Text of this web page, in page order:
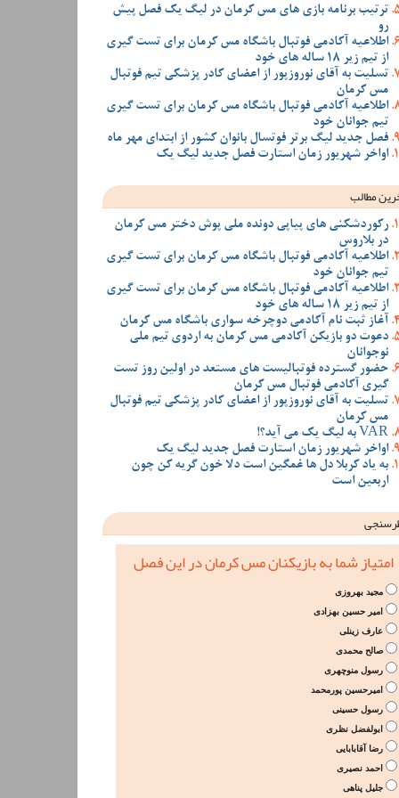
ترتیب برنامه بازی های مس کرمان در لیگ یک فصل پیش
رو
اطلاعیه آکادمی فوتبال باشگاه مس کرمان برای تست گیری
از تیم زیر 18 ساله های خود
تسلیت به آقای نوروزپور از اعضای کادر پزشکی تیم فوتبال
مس کرمان
اطلاعیه آکادمی فوتبال باشگاه مس کرمان برای تست گیری
تیم جوانان خود
فصل جدید لیگ برتر فوتسال بانوان کشور از ابتدای مهر ماه
اواخر شهریور زمان استارت فصل جدید لیگ یک
مطالب
رکوردشکنی های پیاپی دونده ملی پوش دختر مس کرمان
در بلاروس
اطلاعیه آکادمی فوتبال باشگاه مس کرمان برای تست گیری
تیم جوانان خود
اطلاعیه آکادمی فوتبال باشگاه مس کرمان برای تست گیری
از تیم زیر 18 ساله های خود
آغاز ثبت نام آکادمی دوچرخه سواری باشگاه مس کرمان
دعوت دو بازیکن آکادمی مس کرمان به اردوی تیم ملی
نوجوانان
حضور گسترده فوتبالیست های مستعد در اولین روز تست
گیری آکادمی فوتبال مس کرمان
تسلیت به آقای نوروزپور از اعضای کادر پزشکی تیم فوتبال
مس کرمان
VAR به لیگ یک می آید؟!
اواخر شهریور زمان استارت فصل جدید لیگ یک
به یاد کربلا دل ها غمگین است دلا خون گریه کن چون
اربعین است
امتیاز شما به بازیکنان مس کرمان در این فصل
مجید بهروزی
امیر حسین بهزادی
عارف زینلی
صالح محمدی
رسول منوچهری
امیرحسین پورمحمد
رسول حسینی
ابولفضل نظری
رضا آقابابایی
احمد نصیری
جلیل پناهی